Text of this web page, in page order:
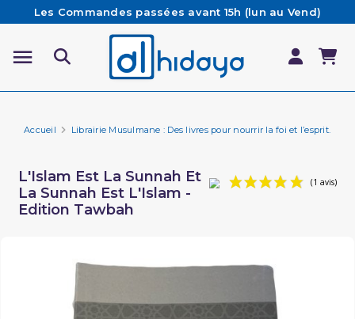
Les Commandes passées avant 15h (lun au Vend)
sont préparées et expédiées le jour même
Besoin d'aide ? Retrouvez notre FAQ
Livraison offerte à partir de 65€ d'achat*
Accueil Librairie Musulmane : Des livres pour nourrir la foi et l’esprit.
L'Islam Est La Sunnah Et
La Sunnah Est L'Islam -
Edition Tawbah